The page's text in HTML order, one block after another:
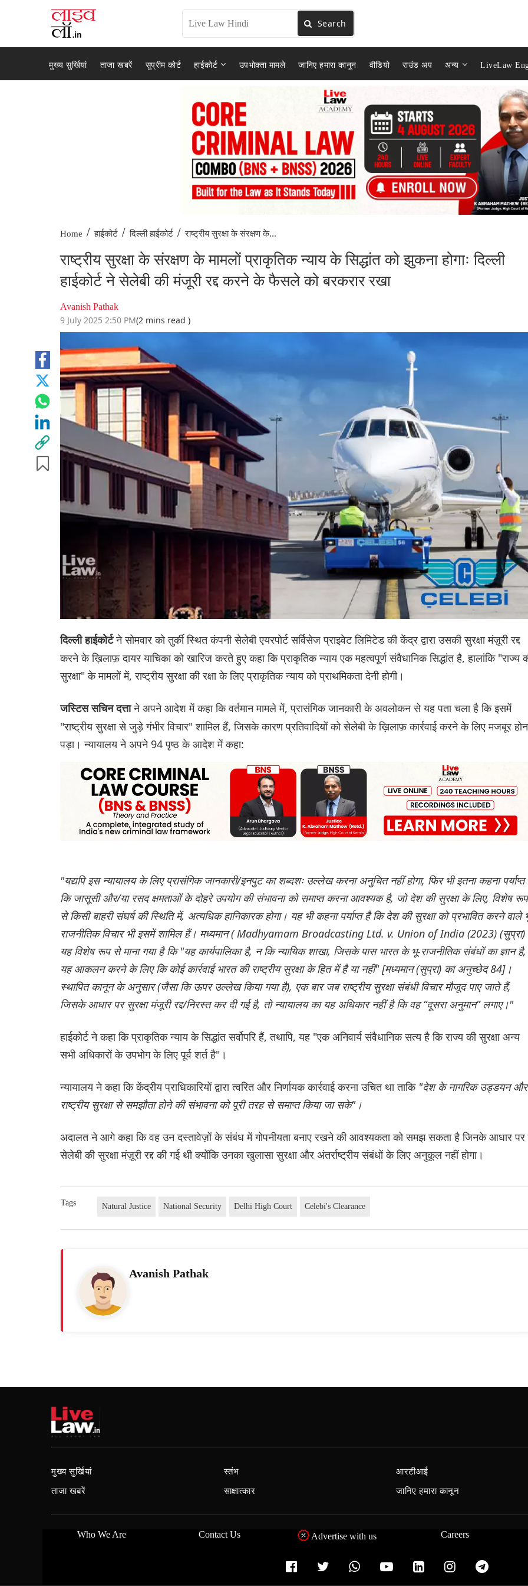
Search
मुख्य सुर्खियां ताजा खबरें सुप्रीम कोर्ट हाईकोर्ट उपभोक्ता मामले जानिए हमारा कानून वीडियो राउंड अप अन्य LiveLaw
Home / हाईकोर्ट / दिल्ली हाईकोर्ट / राष्ट्रीय सुरक्षा के संरक्षण के...
राष्ट्रीय सुरक्षा के संरक्षण के मामलों प्राकृतिक न्याय के सिद्धांत को झुकना होगाः दिल्ली
हाईकोर्ट ने सेलेबी की मंजूरी रद्द करने के फैसले को बरकरार रखा
Avanish Pathak
9 July 2025 2:50 PM(2 mins read )
दिल्ली हाईकोर्टने सोमवार को तुर्की स्थित कंपनी सेलेबी एयरपोर्ट सर्विसेज प्राइवेट लिमिटेड की केंद्र द्वारा उसकी सुरक्षा मंज़ूरी रद्द
करने के ख़िलाफ़ दायर याचिका को खारिज करते हुए कहा कि प्राकृतिक न्याय एक महत्वपूर्ण संवैधानिक सिद्धांत है, हालांकि "राज्य
सुरक्षा" के मामलों में, राष्ट्रीय सुरक्षा की रक्षा के लिए प्राकृतिक न्याय को प्राथमिकता देनी होगी।
जस्टिस सचिन दत्ताने अपने आदेश में कहा कि वर्तमान मामले में, प्रासंगिक जानकारी के अवलोकन से यह पता चला है कि इसमें
"राष्ट्रीय सुरक्षा से जुड़े गंभीर विचार" शामिल हैं, जिसके कारण प्रतिवादियों को सेलेबी के ख़िलाफ़ कार्रवाई करने के लिए मजबूर
पड़ा। न्यायालय ने अपने 94 पृष्ठ के आदेश में कहा:
"यद्यपि इस न्यायालय के लिए प्रासंगिक जानकारी/इनपुट का शब्दशः उल्लेख करना अनुचित नहीं होगा, फिर भी इतना कहना पर्याप्त
कि जासूसी और/या रसद क्षमताओं के दोहरे उपयोग की संभावना को समाप्त करना आवश्यक है, जो देश की सुरक्षा के लिए, विशेष रूप
से किसी बाहरी संघर्ष की स्थिति में, अत्यधिक हानिकारक होगा। यह भी कहना पर्याप्त है कि देश की सुरक्षा को प्रभावित करने वाले
राजनीतिक विचार भी इसमें शामिल हैं। मध्यमान ( Madhyamam Broadcasting Ltd. v. Union of India (2023) (सुप्रा)
यह विशेष रूप से माना गया है कि "यह कार्यपालिका है, न कि न्यायिक शाखा, जिसके पास भारत के भू-राजनीतिक संबंधों का ज्ञान है,
यह आकलन करने के लिए कि कोई कार्रवाई भारत की राष्ट्रीय सुरक्षा के हित में है या नहीं" [मध्यमान (सुप्रा) का अनुच्छेद 84]।
स्थापित कानून के अनुसार (जैसा कि ऊपर उल्लेख किया गया है), एक बार जब राष्ट्रीय सुरक्षा संबंधी विचार मौजूद पाए जाते हैं,
जिसके आधार पर सुरक्षा मंजूरी रद्द/निरस्त कर दी गई है, तो न्यायालय का यह अधिकार नहीं है कि वह “दूसरा अनुमान” लगाए।"
हाईकोर्ट ने कहा कि प्राकृतिक न्याय के सिद्धांत सर्वोपरि हैं, तथापि, यह "एक अनिवार्य संवैधानिक सत्य है कि राज्य की सुरक्षा अन्य
सभी अधिकारों के उपभोग के लिए पूर्व शर्त है"।
न्यायालय ने कहा कि केंद्रीय प्राधिकारियों द्वारा त्वरित और निर्णायक कार्रवाई करना उचित था ताकि "देश के नागरिक उड्डयन और
राष्ट्रीय सुरक्षा से समझौता होने की संभावना को पूरी तरह से समाप्त किया जा सके"।
अदालत ने आगे कहा कि वह उन दस्तावेज़ों के संबंध में गोपनीयता बनाए रखने की आवश्यकता को समझ सकता है जिनके आधार पर
सेलेबी की सुरक्षा मंज़ूरी रद्द की गई थी क्योंकि उनका खुलासा सुरक्षा और अंतर्राष्ट्रीय संबंधों के लिए अनुकूल नहीं होगा।
Tags Natural Justice National Security Delhi High Court Celebi's Clearance
Avanish Pathak
मुख्य सुर्खियां
ताजा खबरें
स्तंभ
साक्षात्कार
आरटीआई
जानिए हमारा कानून
Who We Are Contact Us Advertise with us Careers